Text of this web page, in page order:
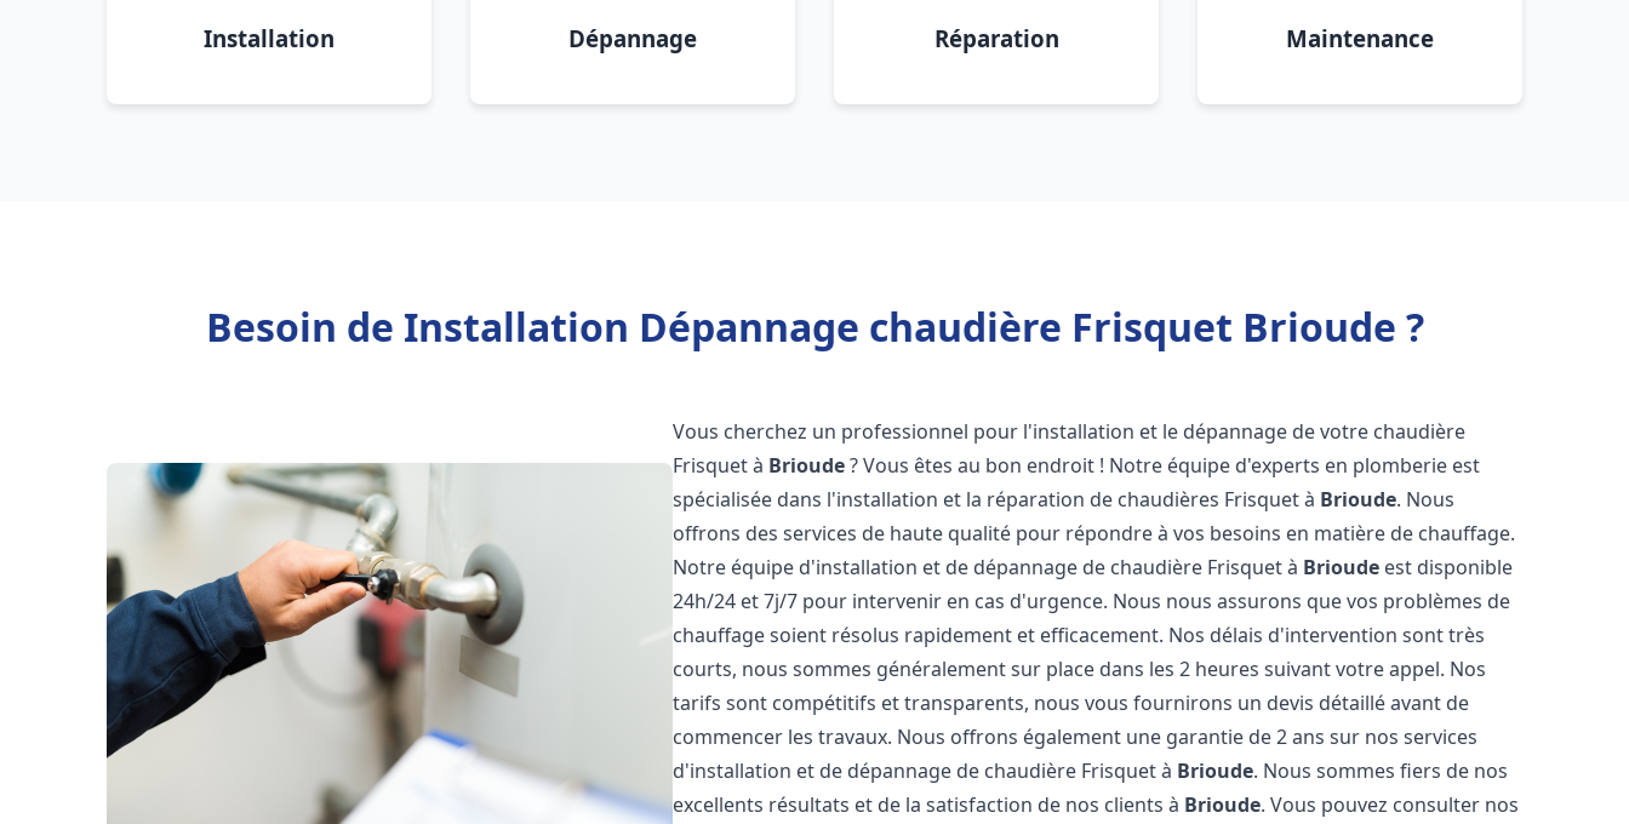
Installation Dépannage Réparation Maintenance
Besoin de Installation Dépannage chaudière Frisquet Brioude ?
Vous cherchez un professionnel pour l'installation et le dépannage de votre chaudière
Frisquet à Brioude? Vous êtes au bon endroit ! Notre équipe d'experts en plomberie est
spécialisée dans l'installation et la réparation de chaudières Frisquet à Brioude. Nous
offrons des services de haute qualité pour répondre à vos besoins en matière de chauffage.
Notre équipe d'installation et de dépannage de chaudière Frisquet à Brioude est disponible
24h/24 et 7j/7 pour intervenir en cas d'urgence. Nous nous assurons que vos problèmes de
chauffage soient résolus rapidement et efficacement. Nos délais d'intervention sont très
courts, nous sommes généralement sur place dans les 2 heures suivant votre appel. Nos
tarifs sont compétitifs et transparents, nous vous fournirons un devis détaillé avant de
commencer les travaux. Nous offrons également une garantie de 2 ans sur nos services
d'installation et de dépannage de chaudière Frisquet à Brioude. Nous sommes fiers de nos
excellents résultats et de la satisfaction de nos clients à Brioude. Vous pouvez consulter nos